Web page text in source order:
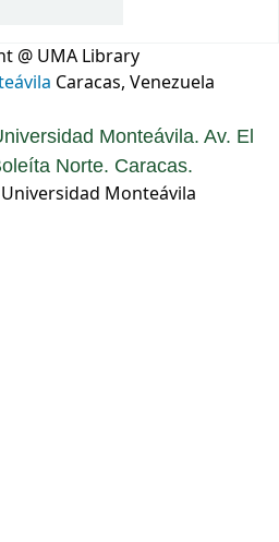
@ UMA Library
Caracas, Venezuela
Monteávila. Av. El
Norte. Caracas.
Monteávila